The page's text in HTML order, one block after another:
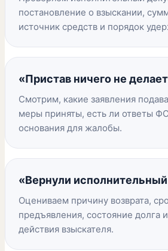
постановление о взыскании,
источник средств и порядок
«Пристав ничего не
Смотрим, какие заявления
меры приняты, есть ли ответы
основания для жалобы.
«Вернули
Оцениваем причину возврата,
предъявления, состояние долга
действия взыскателя.